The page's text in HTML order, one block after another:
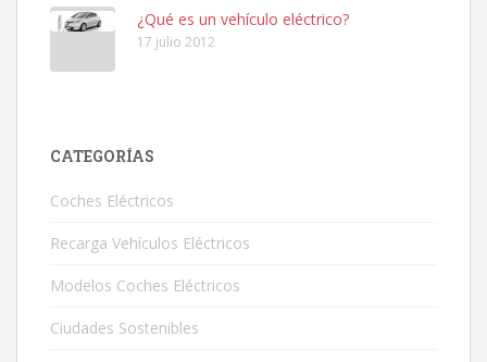
¿Qué es un vehículo eléctrico?
17 julio 2012
CATEGORÍAS
Coches Eléctricos
Recarga Vehículos Eléctricos
Modelos Coches Eléctricos
Ciudades Sostenibles